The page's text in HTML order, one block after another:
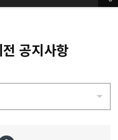
공지사항